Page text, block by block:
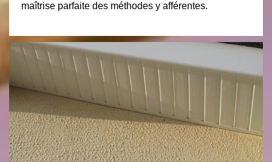
maîtrise parfaite des méthodes y afférentes.